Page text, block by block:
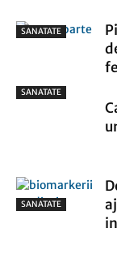
SANATATE
SANATATE
SANATATE